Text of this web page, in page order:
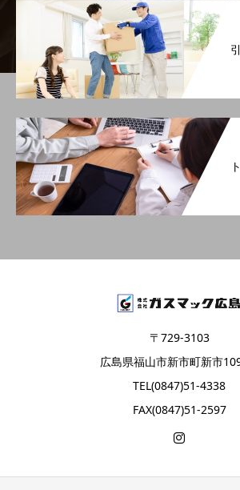
〒729-3103
広島県福山市新市町新市
TEL(0847)51-4338
FAX(0847)51-2597